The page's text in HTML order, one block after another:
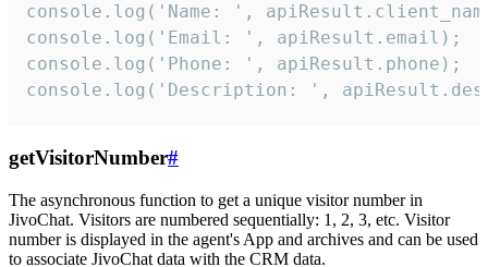
console.log('Name: ',
console.log('Email: ', apiResult.email);
console.log('Phone: ', apiResult.phone);
console.log('Description: ',
getVisitorNumber#
The asynchronous function to get a unique visitor number in
JivoChat. Visitors are numbered sequentially: 1, 2, 3, etc. Visitor
number is displayed in the agent's App and archives and can be used
to associate JivoChat data with the CRM data.